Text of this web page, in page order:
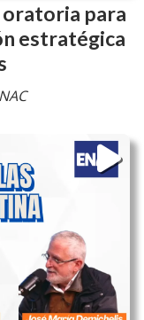
oratoria para
estratégica